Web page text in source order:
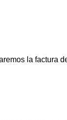
la factura